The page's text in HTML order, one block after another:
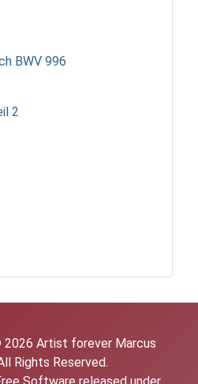
BWV 996
2
2026 Artist forever Marcus
Rights Reserved.